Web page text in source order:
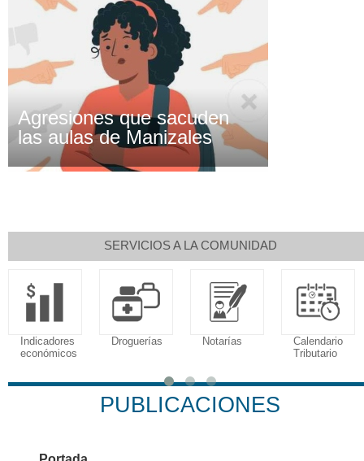
Agresiones que sacuden
las aulas de Manizales
SERVICIOS A LA COMUNIDAD
Indicadores
económicos
Droguerías Notarías
Calendario
Tributario
PUBLICACIONES